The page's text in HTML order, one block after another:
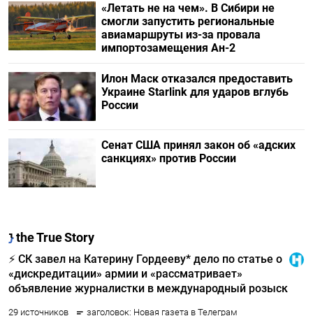
«Летать не на чем». В Сибири не
смогли запустить региональные
авиамаршруты из-за провала
импортозамещения Ан-2
Илон Маск отказался предоставить
Украине Starlink для ударов вглубь
России
Сенат США принял закон об «адских
санкциях» против России